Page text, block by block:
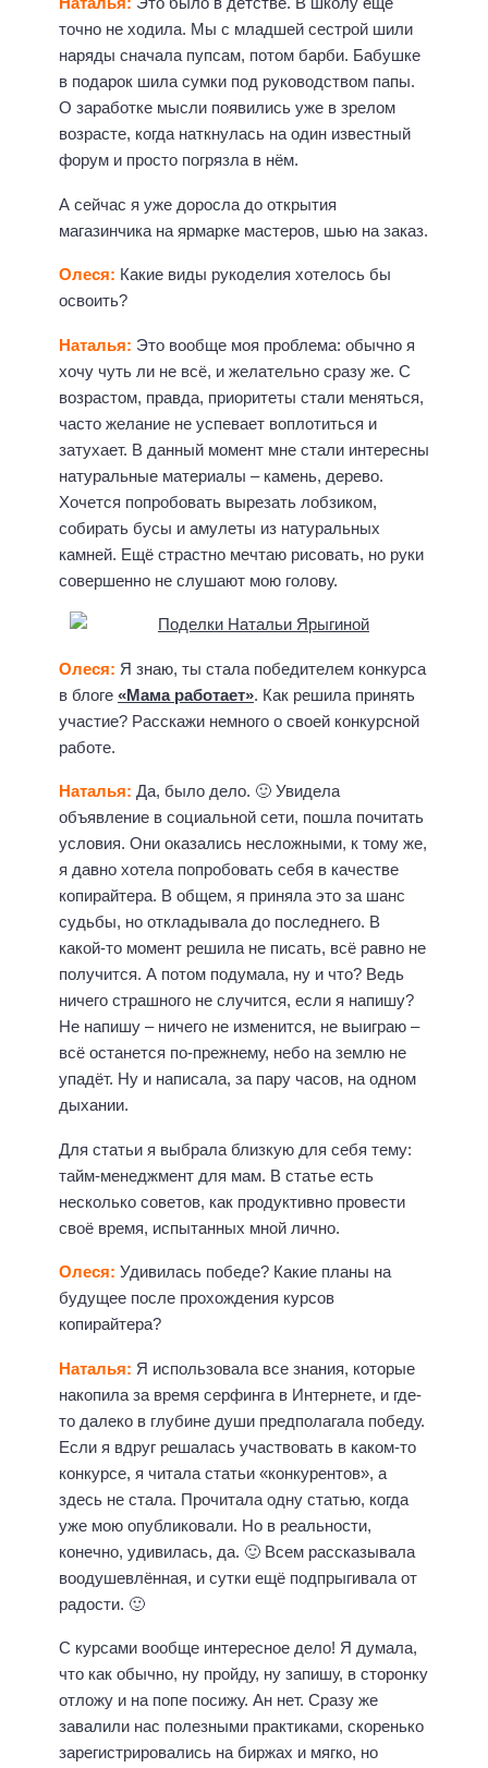
точно не ходила. Мы с младшей сестрой шили
наряды сначала пупсам, потом барби. Бабушке
в подарок шила сумки под руководством папы.
О заработке мысли появились уже в зрелом
возрасте, когда наткнулась на один известный
форум и просто погрязла в нём.
А сейчас я уже доросла до открытия
магазинчика на ярмарке мастеров, шью на заказ.
Олеся: Какие виды рукоделия хотелось бы
освоить?
Наталья: Это вообще моя проблема: обычно я
хочу чуть ли не всё, и желательно сразу же. С
возрастом, правда, приоритеты стали меняться,
часто желание не успевает воплотиться и
затухает. В данный момент мне стали интересны
натуральные материалы – камень, дерево.
Хочется попробовать вырезать лобзиком,
собирать бусы и амулеты из натуральных
камней. Ещё страстно мечтаю рисовать, но руки
совершенно не слушают мою голову.
Олеся: Я знаю, ты стала победителем конкурса
в блоге «Мама работает». Как решила принять
участие? Расскажи немного о своей конкурсной
работе.
Наталья: Да, было дело. 🙂 Увидела
объявление в социальной сети, пошла почитать
условия. Они оказались несложными, к тому же,
я давно хотела попробовать себя в качестве
копирайтера. В общем, я приняла это за шанс
судьбы, но откладывала до последнего. В
какой-то момент решила не писать, всё равно не
получится. А потом подумала, ну и что? Ведь
ничего страшного не случится, если я напишу?
Не напишу – ничего не изменится, не выиграю –
всё останется по-прежнему, небо на землю не
упадёт. Ну и написала, за пару часов, на одном
дыхании.
Для статьи я выбрала близкую для себя тему:
тайм-менеджмент для мам. В статье есть
несколько советов, как продуктивно провести
своё время, испытанных мной лично.
Олеся: Удивилась победе? Какие планы на
будущее после прохождения курсов
копирайтера?
Наталья: Я использовала все знания, которые
накопила за время серфинга в Интернете, и где-
то далеко в глубине души предполагала победу.
Если я вдруг решалась участвовать в каком-то
конкурсе, я читала статьи «конкурентов», а
здесь не стала. Прочитала одну статью, когда
уже мою опубликовали. Но в реальности,
конечно, удивилась, да. 🙂 Всем рассказывала
воодушевлённая, и сутки ещё подпрыгивала от
радости. 🙂
С курсами вообще интересное дело! Я думала,
что как обычно, ну пройду, ну запишу, в сторонку
отложу и на попе посижу. Ан нет. Сразу же
завалили нас полезными практиками, скоренько
зарегистрировались на биржах и мягко, но